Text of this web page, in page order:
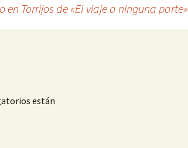
en Torrijos de «El viaje a ninguna parte»
están